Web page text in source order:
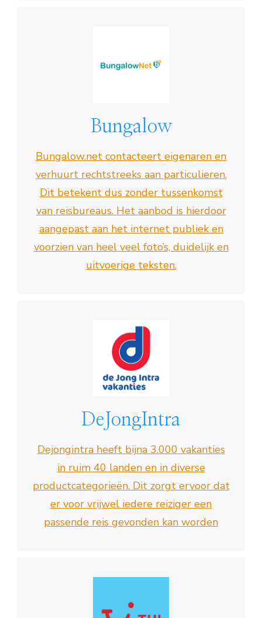
Bungalow
Bungalow.net contacteert eigenaren en
verhuurt rechtstreeks aan particulieren.
Dit betekent dus zonder tussenkomst
van reisbureaus. Het aanbod is hierdoor
aangepast aan het internet publiek en
voorzien van heel veel foto’s, duidelijk en
uitvoerige teksten.
DeJongIntra
Dejongintra heeft bijna 3.000 vakanties
in ruim 40 landen en in diverse
productcategorieën. Dit zorgt ervoor dat
er voor vrijwel iedere reiziger een
passende reis gevonden kan worden